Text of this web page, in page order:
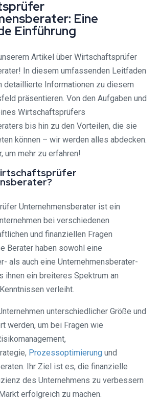
Eine
Einführung
Artikel über Wirtschaftsprüfer
In diesem umfassenden Leitfaden
detaillierte Informationen zu diesem
präsentieren. Von den Aufgaben und
Wirtschaftsprüfers
bis hin zu den Vorteilen, die sie
können – wir werden alles abdecken.
um mehr zu erfahren!
Unternehmensberater ist ein
bei verschiedenen
und finanziellen Fragen
Berater haben sowohl eine
als auch eine Unternehmensberater-
ihnen ein breiteres Spektrum an
verleiht.
unterschiedlicher Größe und
werden, um bei Fragen wie
Prozessoptimierung und
Ihr Ziel ist es, die finanzielle
des Unternehmens zu verbessern
erfolgreich zu machen.